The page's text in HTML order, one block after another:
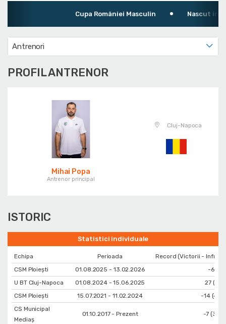
Cupa României Masculin Nascut in: Cluj-
Antrenori
PROFIL ANTRENOR
Mihai Popa
Antrenor principal
Cluj-Napoca
ISTORIC
Statistici individuale
Echipa Perioada
Record (Victorii -
CSM Ploiești
01.08.2025 - 13.02.2026
-6 (9
U BT Cluj-Napoca
01.08.2024 - 15.06.2025
27 (48
CSM Ploiești
15.07.2021 - 11.02.2024
-14 (43
CS Municipal
Mediaș
01.10.2017 - Prezent -7 (38